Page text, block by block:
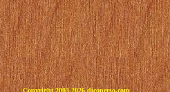
Copyright 2003-2026 dicoperso.com